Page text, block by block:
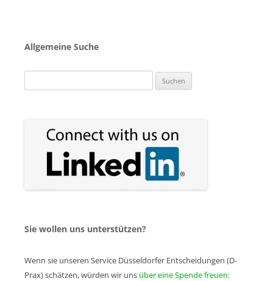
Allgemeine Suche
nach:
Sie wollen uns unterstützen?
Wenn sie unseren Service Düsseldorfer Entscheidungen (D-
Prax) schätzen, würden wir uns über eine Spende freuen: